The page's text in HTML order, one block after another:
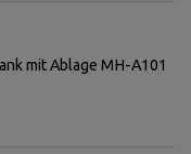
mit Ablage MH-A101